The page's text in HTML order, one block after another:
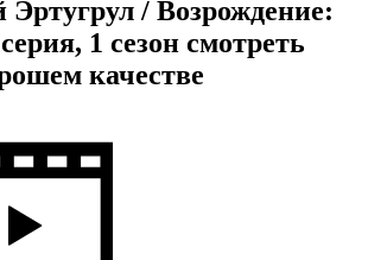
/ Возрождение:
1 сезон смотреть
качестве